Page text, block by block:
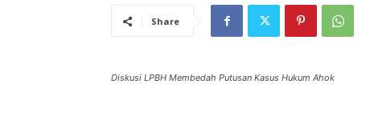
Share
Diskusi LPBH Membedah Putusan Kasus Hukum Ahok